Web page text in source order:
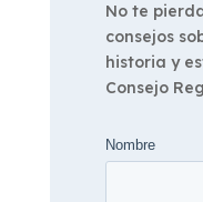
No te
consejos
historia y
Consejo